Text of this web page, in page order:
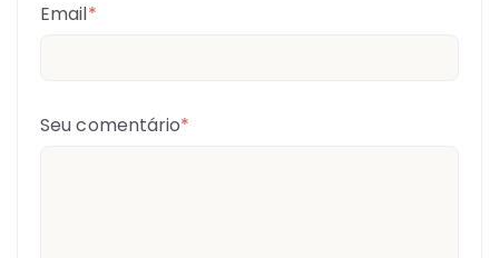
Email*
Seu comentário*